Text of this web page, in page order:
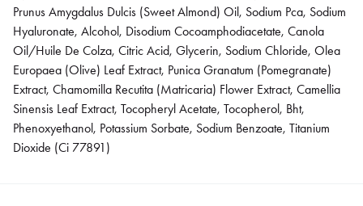
Prunus Amygdalus Dulcis (Sweet Almond) Oil, Sodium Pca, Sodium
Hyaluronate, Alcohol, Disodium Cocoamphodiacetate, Canola
Oil/Huile De Colza, Citric Acid, Glycerin, Sodium Chloride, Olea
Europaea (Olive) Leaf Extract, Punica Granatum (Pomegranate)
Extract, Chamomilla Recutita (Matricaria) Flower Extract, Camellia
Sinensis Leaf Extract, Tocopheryl Acetate, Tocopherol, Bht,
Phenoxyethanol, Potassium Sorbate, Sodium Benzoate, Titanium
Dioxide (Ci 77891)